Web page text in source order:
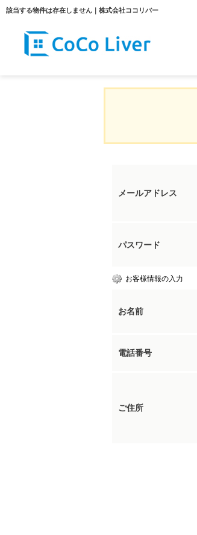
該当する物件は存在しません｜株式会社ココリバー
メールアドレス
パスワード
お客様情報の入力
お名前
電話番号
ご住所